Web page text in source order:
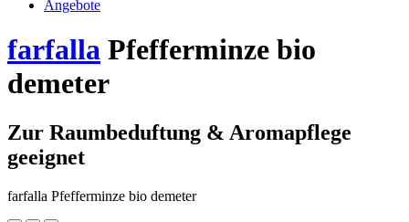
Angebote
farfalla Pfefferminze bio
demeter
Zur Raumbeduftung & Aromapflege
geeignet
farfalla Pfefferminze bio demeter